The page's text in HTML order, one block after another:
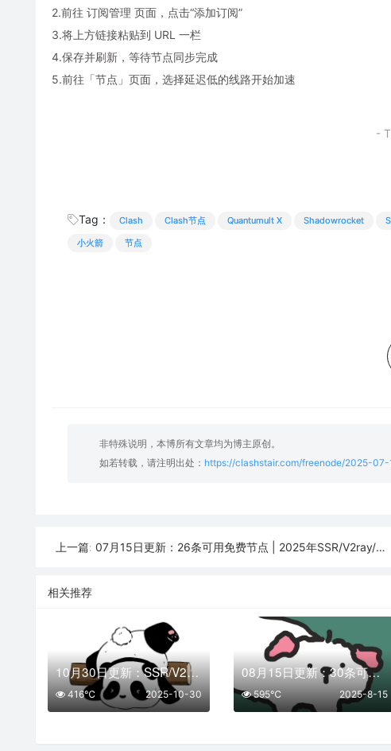
2.前往 订阅管理 页面，点击“添加订阅”
3.将上方链接粘贴到 URL 一栏
4.保存并刷新，等待节点同步完成
5.前往「节点」页面，选择延迟低的线路开始加速
-
Tag： Clash Clash节点 Quantumult X Shadowrocket
小火箭
节点
非特殊说明，本博所有文章均为博主原创。
如若转载，请注明出处： https://clashstair.com/freenode/2025-07-
上一篇: 07月15日更新：26条可用免费节点 | 2025年SSR/V2ray/Clash订阅链接
相关推荐
10月30日更新：SSR/V2Ray/Clash可用节点27条分享
2025-10-30
416℃
08月15日更新：30条可用免费节点 | 2025年SSR/V2ray/Clash订阅链接
2025-8-15
595℃